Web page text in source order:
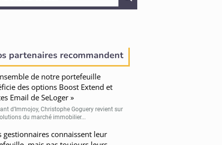
partenaires recommandent
de notre portefeuille
des options Boost Extend et
Email de SeLoger »
d’Immojoy, Christophe Goguery revient sur
du marché immobilier...
gestionnaires connaissent leur